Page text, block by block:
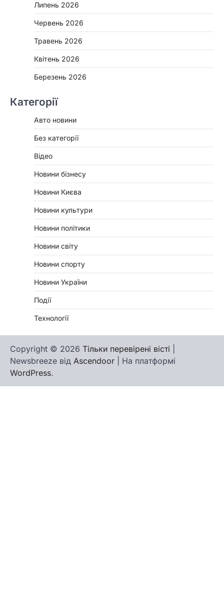
Липень 2026
Червень 2026
Травень 2026
Квітень 2026
Березень 2026
Категорії
Авто новини
Без категорії
Відео
Новини бізнесу
Новини Києва
Новини культури
Новини політики
Новини світу
Новини спорту
Новини України
Події
Технології
Copyright © 2026 Тільки перевірені вісті
Newsbreeze від Ascendoor | На платформі
WordPress.